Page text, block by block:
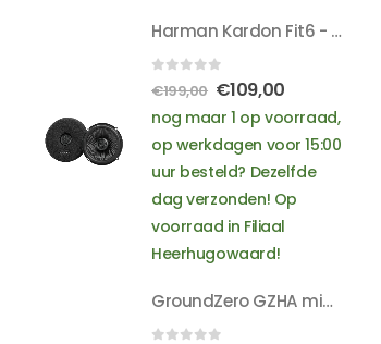
Lancia
Land Rover
Lexus
Harman Kardon Fit6 - 2x 45 Watt RMS vermogen bij 4 Ohm impedantie- Hi-Res audio -SHOWROOM
out of 5
€199,00 Oorspronkelijke
prijs
was:
€199,00.
€109,00Huidige
prijs
is:
€109,00.
nog maar 1 op voorraad,
op werkdagen voor 15:00
uur besteld? Dezelfde
dag verzonden! Op
voorraad in Filiaal
Heerhugowaard!
GroundZero GZHA mini one-k - 350/550/900 Watt RMS vermogen bij 4/2/1 Ohm - met bass remote unit